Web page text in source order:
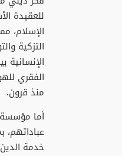
للعقيدة
الإسلام،
التزكية
الفقري
منذ قرون.
أما مؤسسة
عباداتهم،
خدمة